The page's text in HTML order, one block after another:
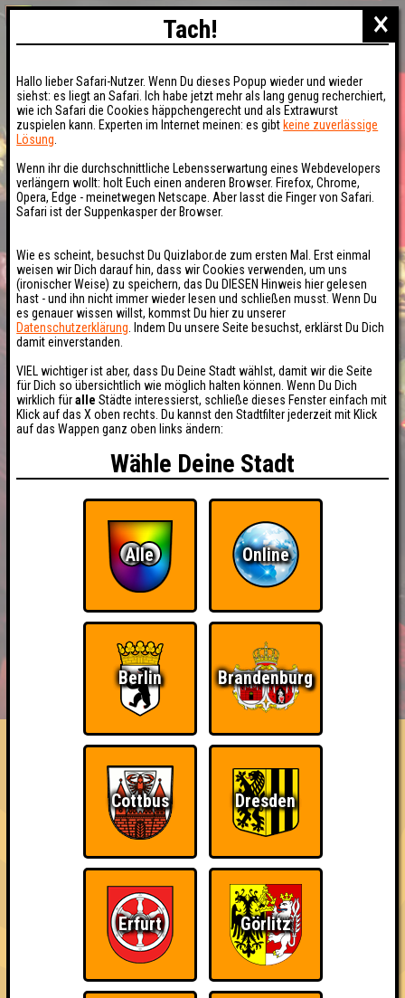
HIGHSCORE RESERVIERUNG
FAQ ÜBER UNS
QUIZLABOR Jena #36
Fußball Spezial! Anschließend Übertragung des
Deutschlandspiels · 29.06.2026 · OFF Bar
×
Tach!
Hallo lieber Safari-Nutzer. Wenn Du dieses Popup wieder und wieder
siehst: es liegt an Safari. Ich habe jetzt mehr als lang genug recherchiert,
wie ich Safari die Cookies häppchengerecht und als Extrawurst
zuspielen kann. Experten im Internet meinen: es gibt keine zuverlässige
Lösung
Wenn ihr die durchschnittliche Lebensserwartung eines Webdevelopers
verlängern wollt: holt Euch einen anderen Browser. Firefox, Chrome,
Opera, Edge - meinetwegen Netscape. Aber lasst die Finger von Safari.
Safari ist der Suppenkasper der Browser.
Wie es scheint, besuchst Du Quizlabor.de zum ersten Mal. Erst einmal
weisen wir Dich darauf hin, dass wir Cookies verwenden, um uns
(ironischer Weise) zu speichern, das Du DIESEN Hinweis hier gelesen
hast - und ihn nicht immer wieder lesen und schließen musst. Wenn Du
es genauer wissen willst, kommst Du hier zu unserer
Datenschutzerklärung . Indem Du unsere Seite besuchst, erklärst Du Dich
damit einverstanden.
VIEL wichtiger ist aber, dass Du Deine Stadt wählst, damit wir die Seite
für Dich so übersichtlich wie möglich halten können. Wenn Du Dich
wirklich füralle Städte interessierst, schließe dieses Fenster einfach mit
Klick auf das X oben rechts. Du kannst den Stadtfilter jederzeit mit Klick
auf das Wappen ganz oben links ändern:
Wähle Deine Stadt
Alle Online
Berlin Brandenburg
Cottbus Dresden
Erfurt Görlitz